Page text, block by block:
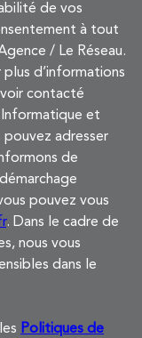
de vos
à tout
/ Le Réseau.
plus d’informations
contacté
et
adresser
de
pouvez vous
. Dans le cadre de
nous vous
dans le
Politiques de